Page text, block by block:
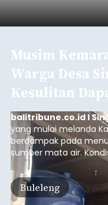
Iklan